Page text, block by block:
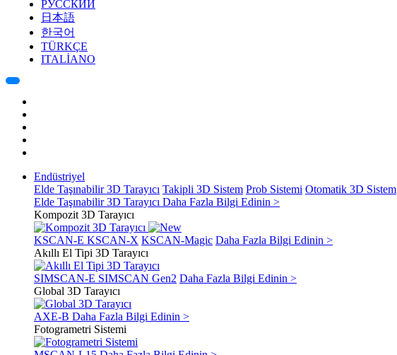
РУССКИЙ
日本語
한국어
TÜRKÇE
ITALIANO
Endüstriyel
Elde Taşınabilir 3D Tarayıcı Takipli 3D Sistem Prob Sistemi Otomatik 3D Sistem
Elde Taşınabilir 3D Tarayıcı Daha Fazla Bilgi Edinin >
Kompozit 3D Tarayıcı
KSCAN-E KSCAN-X KSCAN-Magic Daha Fazla Bilgi Edinin >
Akıllı El Tipi 3D Tarayıcı
SIMSCAN-E SIMSCAN Gen2 Daha Fazla Bilgi Edinin >
Global 3D Tarayıcı
AXE-B Daha Fazla Bilgi Edinin >
Fotogrametri Sistemi